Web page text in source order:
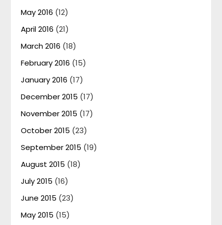
May 2016 (12)
April 2016 (21)
March 2016 (18)
February 2016 (15)
January 2016 (17)
December 2015 (17)
November 2015 (17)
October 2015 (23)
September 2015 (19)
August 2015 (18)
July 2015 (16)
June 2015 (23)
May 2015 (15)